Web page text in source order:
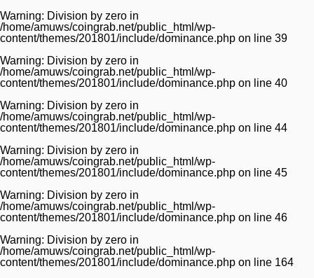
Warning: Division by zero in
/home/amuws/coingrab.net/public_html/wp-
content/themes/201801/include/dominance.php on line 39
Warning: Division by zero in
/home/amuws/coingrab.net/public_html/wp-
content/themes/201801/include/dominance.php on line 40
Warning: Division by zero in
/home/amuws/coingrab.net/public_html/wp-
content/themes/201801/include/dominance.php on line 44
Warning: Division by zero in
/home/amuws/coingrab.net/public_html/wp-
content/themes/201801/include/dominance.php on line 45
Warning: Division by zero in
/home/amuws/coingrab.net/public_html/wp-
content/themes/201801/include/dominance.php on line 46
Warning: Division by zero in
/home/amuws/coingrab.net/public_html/wp-
content/themes/201801/include/dominance.php on line 164